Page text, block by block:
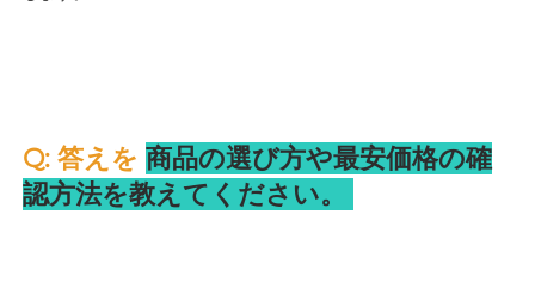
Q: 答えを 商品の選び方や最安価格の確
認方法を教えてください。